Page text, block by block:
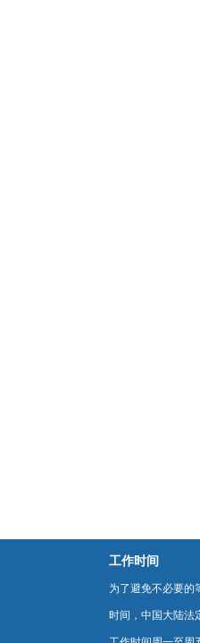
工作时间
为了避免不必要的
时间，中国大陆法